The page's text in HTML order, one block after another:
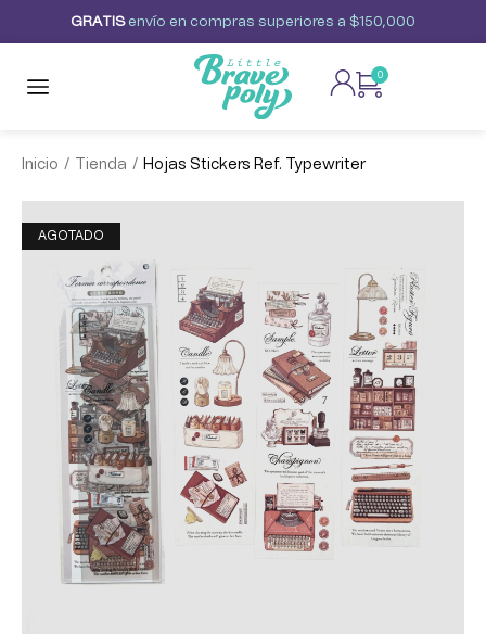
GRAT S envío en compras superiores a $150,000
0
Inicio / Tienda / Hojas Stickers Ref. Typewriter
AGOTADO